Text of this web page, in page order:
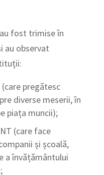
fost trimise în
au observat
pregătesc
diverse meserii, în
piața muncii);
(care face
și școală,
a învățământului